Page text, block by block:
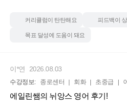
아직 수업 받은지 한 달 채 되지
으로도 만족스럽습니다.
강의 입니다.
봐야 할 것 같습니다.
1. 콜로케이션 : go, get, take, have,
커리큘럼이 탄탄해요 피드백이
목표 달성에 도움이 돼요
이*연 2026.08.03
수강정보: 종로센터 회화 초중급
에일린쌤의 뉘앙스 영어 후기!